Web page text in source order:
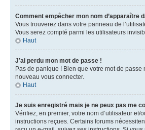
Comment empêcher mon nom d’apparaître
Vous trouverez dans votre panneau de
Vous serez compté parmi les utilisateurs
Haut
J’ai perdu mon mot de passe !
Pas de panique ! Bien que votre mot de
nouveau vous connecter.
Haut
Je suis enregistré mais je ne peux pas me
Vérifiez, en premier, votre nom d’utilisateur
instructions reçues. Certains forums